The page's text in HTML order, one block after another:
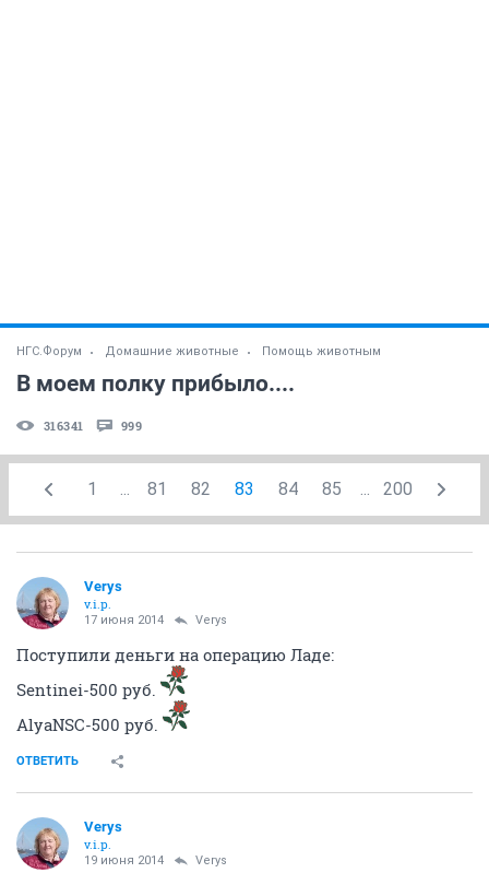
НГС.Форум Домашние животные Помощь животным
В моем полку прибыло....
316341 999
1 81 82 83 84 85 200
Verys
v.i.p.
17 июня 2014 Verys
Поступили деньги на операцию Ладе:
Sentinei-500 руб.
AlyaNSC-500 руб.
ОТВЕТИТЬ
Verys
v.i.p.
19 июня 2014 Verys